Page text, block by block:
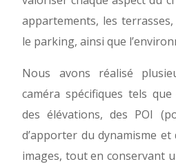
appartements, les
le parking, ainsi que
Nous avons réalisé
caméra spécifiques tels
des élévations, des POI
d’apporter du dynamisme
images, tout en conservant